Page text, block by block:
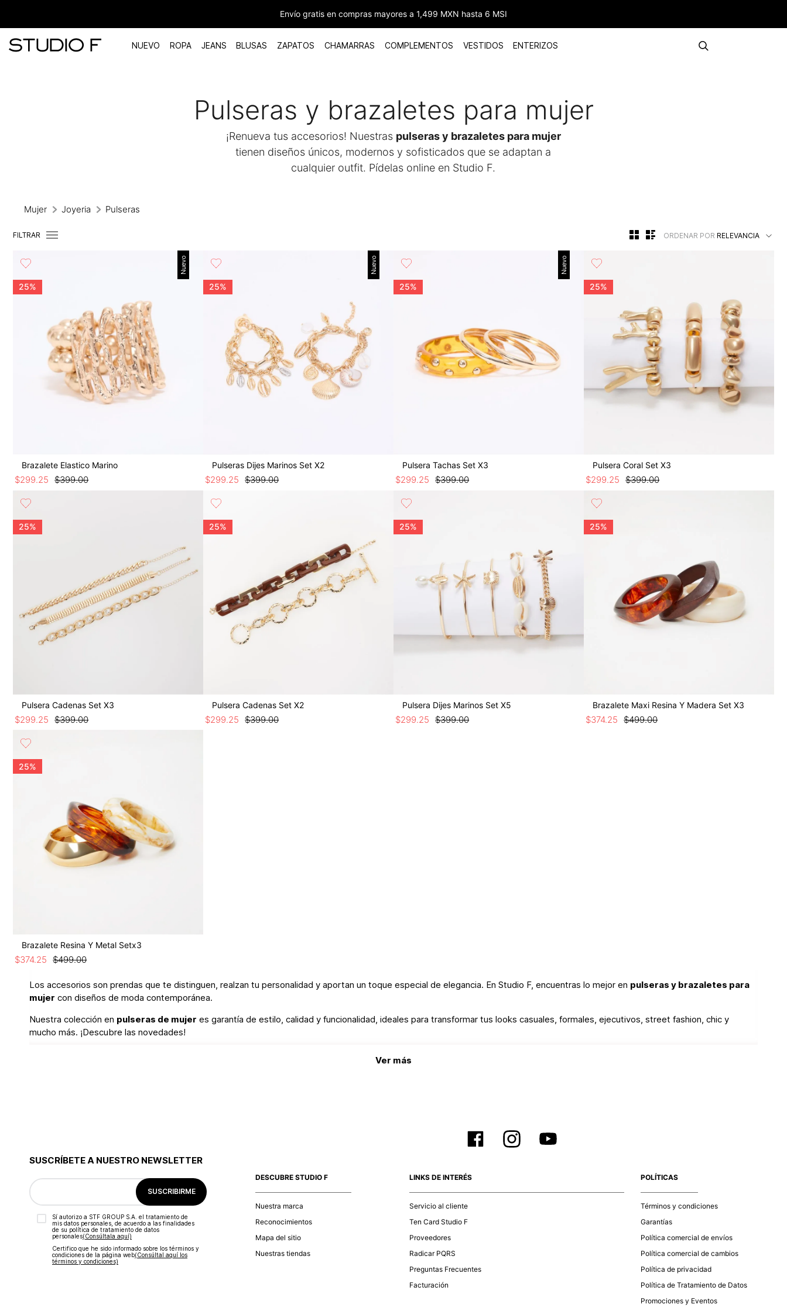
Envío gratis en compras mayores a 1,499 MXN hasta 6 MSI
NUEVO ROPA JEANS BLUSAS ZAPATOS CHAMARRAS COMPLEMENTOS VESTIDOS ENTERIZOS
Pulseras y brazaletes para mujer
¡Renueva tus accesorios! Nuestras pulseras y brazaletes para mujer
tienen diseños únicos, modernos y sofisticados que se adaptan a
cualquier outfit. Pídelas online en Studio F.
Mujer Joyeria Pulseras
FILTRAR ORDENAR POR RELEVANCIA
Nuevo
25%
Brazalete Elastico Marino
$399.00
$299.25
Nuevo
25%
Pulseras Dijes Marinos Set X2
$399.00
$299.25
Nuevo
25%
Pulsera Tachas Set X3
$399.00
$299.25
25%
Pulsera Coral Set X3
$399.00
$299.25
25%
Pulsera Cadenas Set X3
$399.00
$299.25
25%
Pulsera Cadenas Set X2
$399.00
$299.25
25%
Pulsera Dijes Marinos Set X5
$399.00
$299.25
25%
Brazalete Maxi Resina Y Madera Set X3
$499.00
$374.25
25%
Brazalete Resina Y Metal Setx3
$499.00
$374.25
Los accesorios son prendas que te distinguen, realzan tu personalidad y aportan un toque especial de elegancia. En Studio F, encuentras lo mejor en pulseras y brazaletes para
mujer con diseños de moda contemporánea.
Nuestra colección en pulseras de mujer es garantía de estilo, calidad y funcionalidad, ideales para transformar tus looks casuales, formales, ejecutivos, street fashion, chic y
mucho más. ¡Descubre las novedades!
que complemente tus outfits? Explora y encuéntralos con dijes, esferas, corazones, cristales y otros elementos que resaltan tu belleza femenina.
representan un regalo perfecto que destacan la autoexpresión y la individualidad. ¡Encuéntralas en Studio F México y recibe envíos
Ver más
SUSCRÍBETE A NUESTRO NEWSLETTER
SUSCRIBIRME
Sí autorizo a STF GROUP S.A. el tratamiento de
mis datos personales, de acuerdo a las finalidades
de su política de tratamiento de datos
personales‎(Consúltala aquí)
Certifico que he sido informado sobre los términos y
condiciones de la página web‎(Consúltal aquí los
términos y condiciones)
DESCUBRE STUDIO F
Nuestra marca
Reconocimientos
Mapa del sitio
Nuestras tiendas
LINKS DE INTERÉS
Servicio al cliente
Ten Card Studio F
Proveedores
Radicar PQRS
Preguntas Frecuentes
Facturación
POLÍTICAS
Términos y condiciones
Garantías
Política comercial de envíos
Política comercial de cambios
Política de privacidad
Política de Tratamiento de Datos
Promociones y Eventos